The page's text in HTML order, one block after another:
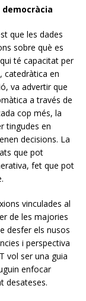
democràcia
que les dades
sobre què es
té capacitat per
, catedràtica en
va advertir que
a través de
cop més, la
tingudes en
decisions. La
que pot
fet que pot
vinculades al
de les majories
desfer els nusos
i perspectiva
vol ser una guia
enfocar
desateses.